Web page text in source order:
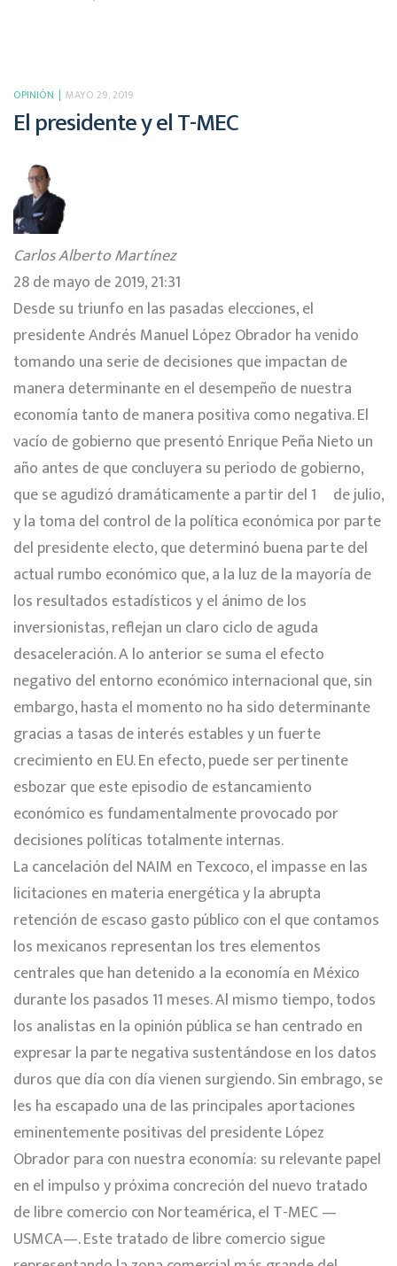
OPINIÓN MAYO 29, 2019
El presidente y el T-MEC
Carlos Alberto Martínez
28 de mayo de 2019, 21:31
Desde su triunfo en las pasadas elecciones, el
presidente Andrés Manuel López Obrador ha venido
tomando una serie de decisiones que impactan de
manera determinante en el desempeño de nuestra
economía tanto de manera positiva como negativa. El
vacío de gobierno que presentó Enrique Peña Nieto un
año antes de que concluyera su periodo de gobierno,
que se agudizó dramáticamente a partir del 1º de julio,
y la toma del control de la política económica por parte
del presidente electo, que determinó buena parte del
actual rumbo económico que, a la luz de la mayoría de
los resultados estadísticos y el ánimo de los
inversionistas, reflejan un claro ciclo de aguda
desaceleración. A lo anterior se suma el efecto
negativo del entorno económico internacional que, sin
embargo, hasta el momento no ha sido determinante
gracias a tasas de interés estables y un fuerte
crecimiento en EU. En efecto, puede ser pertinente
esbozar que este episodio de estancamiento
económico es fundamentalmente provocado por
decisiones políticas totalmente internas.
La cancelación del NAIM en Texcoco, el impasse en las
licitaciones en materia energética y la abrupta
retención de escaso gasto público con el que contamos
los mexicanos representan los tres elementos
centrales que han detenido a la economía en México
durante los pasados 11 meses. Al mismo tiempo, todos
los analistas en la opinión pública se han centrado en
expresar la parte negativa sustentándose en los datos
duros que día con día vienen surgiendo. Sin embrago, se
les ha escapado una de las principales aportaciones
eminentemente positivas del presidente López
Obrador para con nuestra economía: su relevante papel
en el impulso y próxima concreción del nuevo tratado
de libre comercio con Norteamérica, el T-MEC —
USMCA—. Este tratado de libre comercio sigue